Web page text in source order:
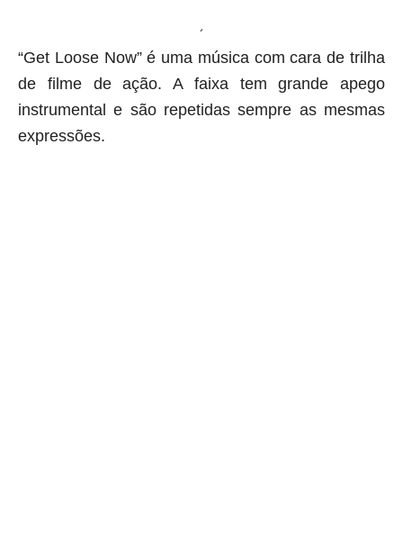
´
“Get Loose Now” é uma música com cara de trilha
de filme de ação. A faixa tem grande apego
instrumental e são repetidas sempre as mesmas
expressões.